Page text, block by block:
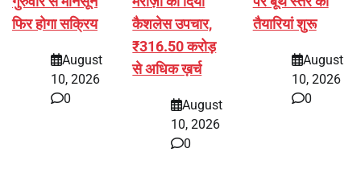
फिर होगा सक्रिय
August
10, 2026
0
कैशलेस उपचार,
₹316.50 करोड़
से अधिक ख़र्च
August
10, 2026
0
तैयारियां शुरू
August
10, 2026
0